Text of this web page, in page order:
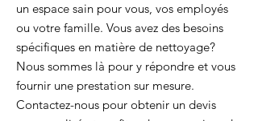
un espace sain pour vous, vos employés
ou votre famille. Vous avez des besoins
spécifiques en matière de nettoyage?
Nous sommes là pour y répondre et vous
fournir une prestation sur mesure.
Contactez-nous pour obtenir un devis